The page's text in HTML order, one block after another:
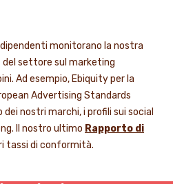
monitorano la nostra
settore sul marketing
Ad esempio, Ebiquity per la
Advertising Standards
dei nostri marchi, i profili sui social
Il nostro ultimo Rapporto di
tassi di conformità.